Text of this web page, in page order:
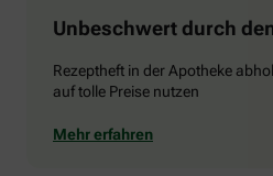
Unbeschwert durch
Rezeptheft in der Apotheke
auf tolle Preise nutzen
Mehr erfahren